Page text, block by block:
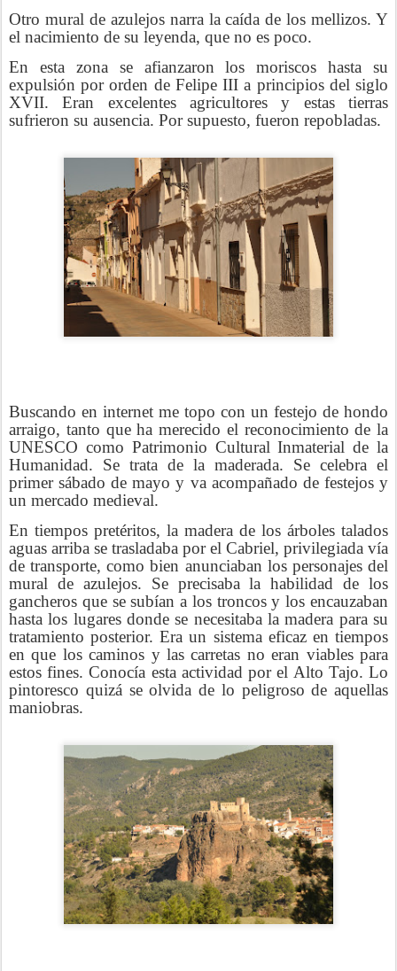
Otro mural de azulejos narra la caída de los mellizos. Y
el nacimiento de su leyenda, que no es poco.
En esta zona se afianzaron los moriscos hasta su
expulsión por orden de Felipe III a principios del siglo
XVII. Eran excelentes agricultores y estas tierras
sufrieron su ausencia. Por supuesto, fueron repobladas.
Buscando en internet me topo con un festejo de hondo
arraigo, tanto que ha merecido el reconocimiento de la
UNESCO como Patrimonio Cultural Inmaterial de la
Humanidad. Se trata de la maderada. Se celebra el
primer sábado de mayo y va acompañado de festejos y
un mercado medieval.
En tiempos pretéritos, la madera de los árboles talados
aguas arriba se trasladaba por el Cabriel, privilegiada vía
de transporte, como bien anunciaban los personajes del
mural de azulejos. Se precisaba la habilidad de los
gancheros que se subían a los troncos y los encauzaban
hasta los lugares donde se necesitaba la madera para su
tratamiento posterior. Era un sistema eficaz en tiempos
en que los caminos y las carretas no eran viables para
estos fines. Conocía esta actividad por el Alto Tajo. Lo
pintoresco quizá se olvida de lo peligroso de aquellas
maniobras.